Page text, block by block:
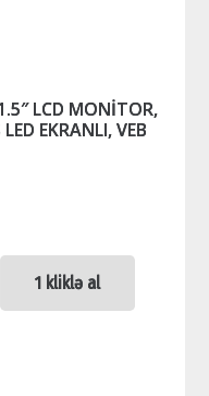
LCD MONİTOR,
EKRANLI, VEB
1 kliklə al